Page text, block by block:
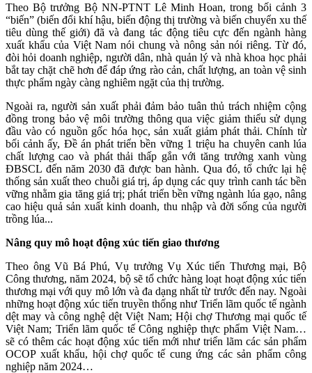
Theo Bộ trưởng Bộ NN-PTNT Lê Minh Hoan, trong bối cảnh 3
“biến” (biến đổi khí hậu, biến động thị trường và biến chuyển xu thế
tiêu dùng thế giới) đã và đang tác động tiêu cực đến ngành hàng
xuất khẩu của Việt Nam nói chung và nông sản nói riêng. Từ đó,
đòi hỏi doanh nghiệp, người dân, nhà quản lý và nhà khoa học phải
bắt tay chặt chẽ hơn để đáp ứng rào cản, chất lượng, an toàn vệ sinh
thực phẩm ngày càng nghiêm ngặt của thị trường.
Ngoài ra, người sản xuất phải đảm bảo tuân thủ trách nhiệm cộng
đồng trong bảo vệ môi trường thông qua việc giảm thiểu sử dụng
đầu vào có nguồn gốc hóa học, sản xuất giảm phát thải. Chính từ
bối cảnh ấy, Đề án phát triển bền vững 1 triệu ha chuyên canh lúa
chất lượng cao và phát thải thấp gắn với tăng trưởng xanh vùng
ĐBSCL đến năm 2030 đã được ban hành. Qua đó, tổ chức lại hệ
thống sản xuất theo chuỗi giá trị, áp dụng các quy trình canh tác bền
vững nhằm gia tăng giá trị; phát triển bền vững ngành lúa gạo, nâng
cao hiệu quả sản xuất kinh doanh, thu nhập và đời sống của người
trồng lúa...
Nâng quy mô hoạt động xúc tiến giao thương
Theo ông Vũ Bá Phú, Vụ trưởng Vụ Xúc tiến Thương mại, Bộ
Công thương, năm 2024, bộ sẽ tổ chức hàng loạt hoạt động xúc tiến
thương mại với quy mô lớn và đa dạng nhất từ trước đến nay. Ngoài
những hoạt động xúc tiến truyền thống như Triển lãm quốc tế ngành
dệt may và công nghệ dệt Việt Nam; Hội chợ Thương mại quốc tế
Việt Nam; Triển lãm quốc tế Công nghiệp thực phẩm Việt Nam…
sẽ có thêm các hoạt động xúc tiến mới như triển lãm các sản phẩm
OCOP xuất khẩu, hội chợ quốc tế cung ứng các sản phẩm công
nghiệp năm 2024…